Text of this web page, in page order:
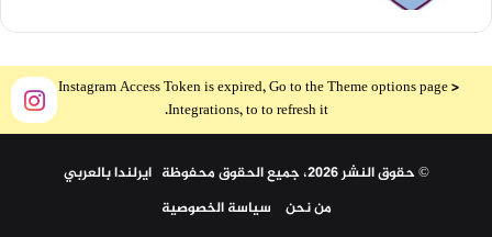
The Instagram Access Token is expired, Go to the Theme options page >
Integrations, to to refresh it.
© حقوق النشر 2026، جميع الحقوق محفوظة ايرلندا بالعربي
من نحن
سياسة الخصوصية